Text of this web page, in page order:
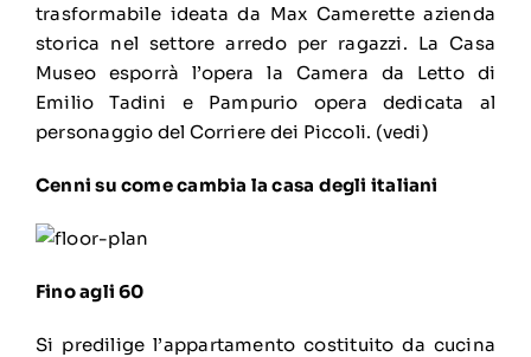
trasformabile ideata da Max Camerette azienda
storica nel settore arredo per ragazzi. La Casa
Museo esporrà l’opera la Camera da Letto di
Emilio Tadini e Pampurio opera dedicata al
personaggio del Corriere dei Piccoli. (vedi)
Cenni su come cambia la casa degli italiani
Fino agli 60
Si predilige l’appartamento costituito da cucina